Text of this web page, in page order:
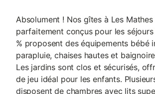
Absolument ! Nos gîtes à Les Mathes
parfaitement conçus pour les
% proposent des équipements bébé
parapluie, chaises hautes et
Les jardins sont clos et sécurisés,
de jeu idéal pour les enfants.
disposent de chambres avec lits